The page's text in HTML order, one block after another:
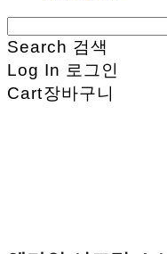
Search 검색
Log In 로그인
Cart장바구니